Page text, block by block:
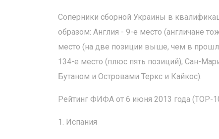
Соперники сборной Украины в
образом: Англия - 9-е место (англичане
место (на две позиции выше, чем в
134-е место (плюс пять позиций), Сан-
Бутаном и Островами Теркс и Кайкос).
Рейтинг ФИФА от 6 июня 2013 года (ТОР-
1. Испания